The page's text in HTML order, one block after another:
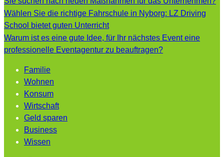
Wählen Sie die richtige Fahrschule in Nyborg: LZ Driving
School bietet guten Unterricht
Warum ist es eine gute Idee, für Ihr nächstes Event eine
professionelle Eventagentur zu beauftragen?
Familie
Wohnen
Konsum
Wirtschaft
Geld sparen
Business
Wissen